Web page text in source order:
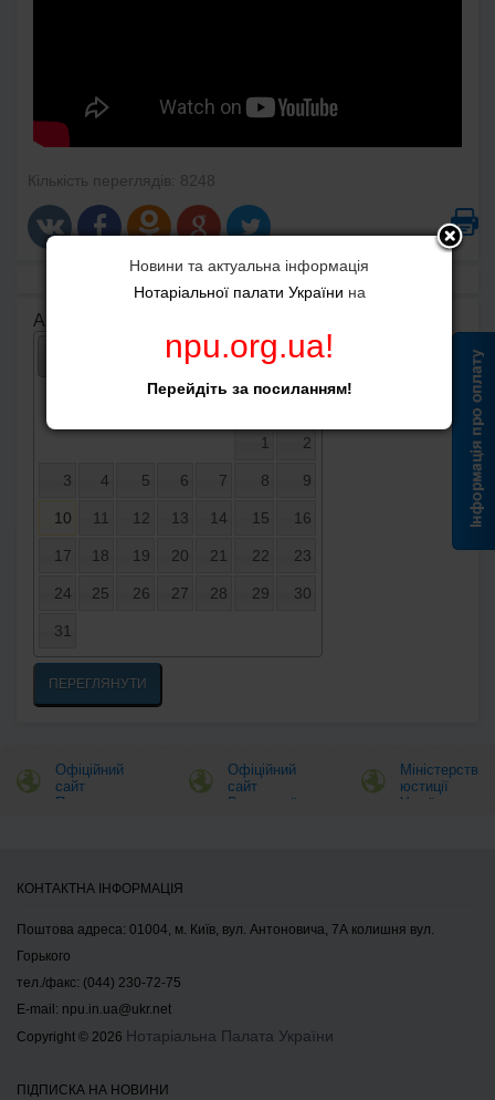
Кількість переглядів: 8248
Архів публікацій
Чт Пт
1 2
3 4 5 6 7 8 9
10 11 12 13 14 15 16
17 18 19 20 21 22 23
24 25 26 27 28 29 30
31
ПЕРЕГЛЯНУТИ
Офіційний
сайт
Президента
Офіційний
сайт
Верховної
Міністерство
юстиції
України
КОНТАКТНА ІНФОРМАЦІЯ
Поштова адреса: 01004, м. Київ, вул. Антоновича, 7А колишня вул.
Горького
тел./факс: (044) 230-72-75
E-mail: npu.in.ua@ukr.net
Copyright © 2026 Нотаріальна Палата України
ПІДПИСКА НА НОВИНИ
Новини та актуальна інформація
Нотаріальної палати України на
npu.org.ua!
Перейдіть за посиланням!